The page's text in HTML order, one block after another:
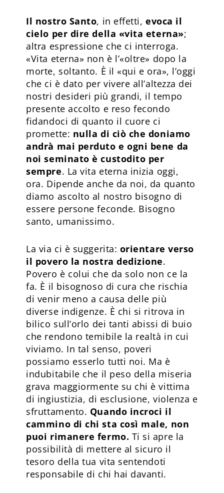
Il nostro Santo, in effetti, evoca il
cielo per dire della «vita eterna»;
altra espressione che ci interroga.
«Vita eterna» non è l’«oltre» dopo la
morte, soltanto. È il «qui e ora», l’oggi
che ci è dato per vivere all’altezza dei
nostri desideri più grandi, il tempo
presente accolto e reso fecondo
fidandoci di quanto il cuore ci
promette: nulla di ciò che doniamo
andrà mai perduto e ogni bene da
noi seminato è custodito per
sempre. La vita eterna inizia oggi,
ora. Dipende anche da noi, da quanto
diamo ascolto al nostro bisogno di
essere persone feconde. Bisogno
santo, umanissimo.
La via ci è suggerita: orientare verso
il povero la nostra dedizione.
Povero è colui che da solo non ce la
fa. È il bisognoso di cura che rischia
di venir meno a causa delle più
diverse indigenze. È chi si ritrova in
bilico sull’orlo dei tanti abissi di buio
che rendono temibile la realtà in cui
viviamo. In tal senso, poveri
possiamo esserlo tutti noi. Ma è
indubitabile che il peso della miseria
grava maggiormente su chi è vittima
di ingiustizia, di esclusione, violenza e
sfruttamento. Quando incroci il
cammino di chi sta così male, non
puoi rimanere fermo. Ti si apre la
possibilità di mettere al sicuro il
tesoro della tua vita sentendoti
responsabile di chi hai davanti.